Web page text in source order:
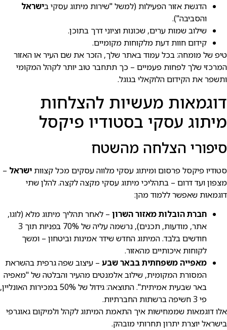
הדגשת אזור הפעילות (למשל "שירות מיתוג עסקי בישראל
והסביבה").
שילוב שמות ערים, שכונות וציוני דרך בתוכן.
קידום חוות דעת מלקוחות מקומיים.
טיפ של מומחה: בכל עמוד באתר שלך, הזכר את שם העיר או האזור
המרכזי שלך לפחות פעמיים – כך תתחבר טוב יותר לקהל המקומי
ותשפר את הקידום הלוקאלי בגוגל.
דוגמאות מעשיות להצלחות
מיתוג עסקי בסטודיו פיקסל
סיפורי הצלחה מהשטח
סטודיו פיקסל פרסום ומיתוג עסקי מלווה עסקים מכל קצוות ישראל –
מצפון ועד דרום – בתהליכי מיתוג עסקי מקצה לקצה. להלן שתי
דוגמאות שאפשר ללמוד מהן:
חברת הובלות מאזור השרון – לאחר תהליך מיתוג מלא (לוגו,
אתר, מודעות, תכנים), נרשמה עליה של 70% בפניות תוך 3
חודשים בלבד. המיתוג החדש שידר אמינות וביטחון – ומשך
לקוחות איכותיים מהאזור.
מאפייה משפחתית בבאר שבע – עיצוב שפה גרפית בהשראת
המסורת המקומית, שילוב אלמנטים מהעיר והבלטה של "מאפיה
באר שבעית אמיתית". התוצאה: גידול של 50% במכירות האונליין,
פי 3 חשיפה ברשתות החברתיות.
אלו דוגמאות שממחישות איך התאמת המיתוג לקהל ולמיקום גאוגרפי
בישראל יוצרת יתרון תחרותי מובהק.